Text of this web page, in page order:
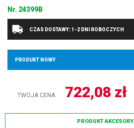
Nr. 24399B
CZAS DOSTAWY: 1-2 DNI ROBOCZYCH
PRODUKT NOWY
TWOJA CENA 722,08 zł
PRODUKT